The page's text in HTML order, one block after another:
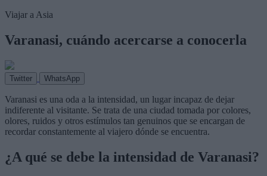
Viajar a Asia
Varanasi, cuándo acercarse a conocerla
Twitter WhatsApp
Varanasi es una oda a la intensidad, un lugar incapaz de dejar
indiferente al visitante. Se trata de una ciudad tomada por colores,
olores, ruidos y otros estímulos tan genuinos que se encargan de
recordar constantemente al viajero dónde se encuentra.
¿A qué se debe la intensidad de Varanasi?